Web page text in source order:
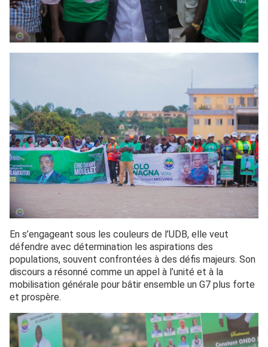
En s’engageant sous les couleurs de l’UDB, elle veut
défendre avec détermination les aspirations des
populations, souvent confrontées à des défis majeurs. Son
discours a résonné comme un appel à l’unité et à la
mobilisation générale pour bâtir ensemble un G7 plus forte
et prospère.